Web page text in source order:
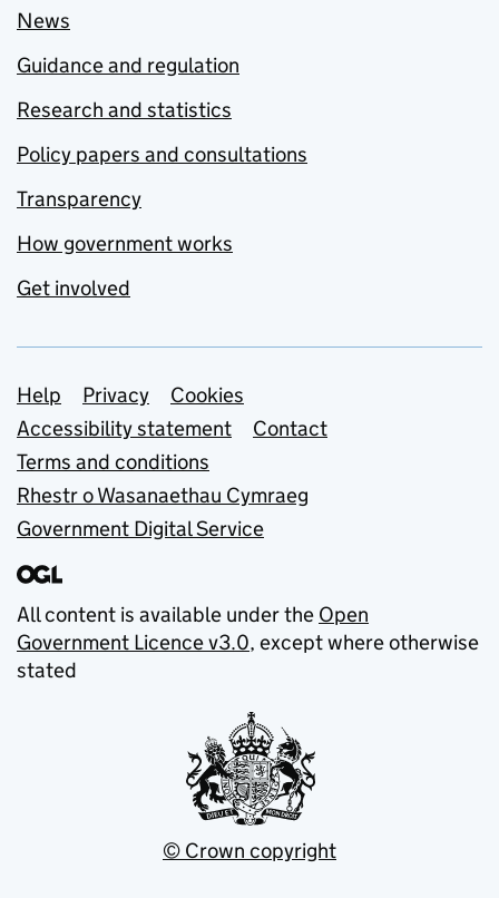
News
Guidance and regulation
Research and statistics
Policy papers and consultations
Transparency
How government works
Get involved
Support links
Help Privacy
Cookies
Accessibility statement
Contact
Terms and conditions
Rhestr o Wasanaethau Cymraeg
Government Digital Service
All content is available under the Open
Government Licence v3.0, except where otherwise
stated
© Crown copyright